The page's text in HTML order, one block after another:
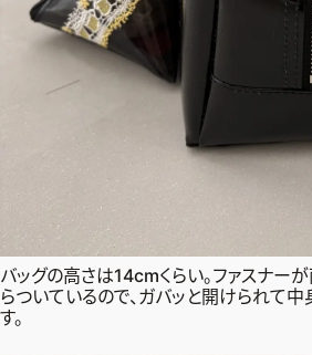
バッグの高さは14cmくらい。ファスナー
らついているので、ガバッと開けられて
す。